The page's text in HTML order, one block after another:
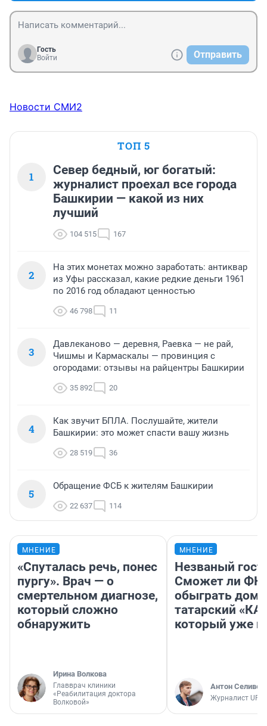
Гость
Войти
Отправить
Новости СМИ2
ТОП 5
1
Север бедный, юг богатый:
журналист проехал все города
Башкирии — какой из них
лучший
104 515 167
2
На этих монетах можно заработать: антиквар
из Уфы рассказал, какие редкие деньги 1961
по 2016 год обладают ценностью
46 798 11
3
Давлеканово — деревня, Раевка — не рай,
Чишмы и Кармаскалы — провинция с
огородами: отзывы на райцентры Башкирии
35 892 20
4
Как звучит БПЛА. Послушайте, жители
Башкирии: это может спасти вашу жизнь
28 519 36
5
Обращение ФСБ к жителям Башкирии
22 637 114
МНЕНИЕ
«Спуталась речь, понес
пургу». Врач — о
смертельном диагнозе,
который сложно
обнаружить
Ирина Волкова
Главврач клиники
«Реабилитация доктора
Волковой»
МНЕНИЕ
Незваный
Сможет ли ФК
обыграть дома
татарский
который уже
Антон
Журналист